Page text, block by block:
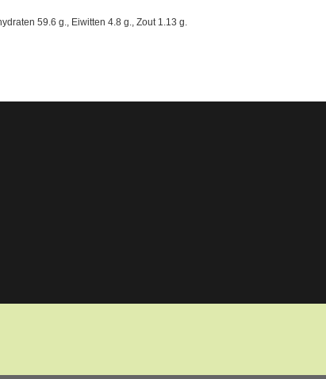
59.6 g., Eiwitten 4.8 g., Zout 1.13 g.